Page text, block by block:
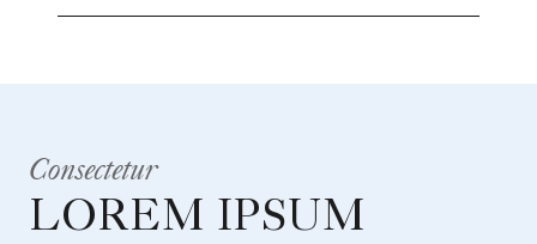
Consectetur
LOREM IPSUM